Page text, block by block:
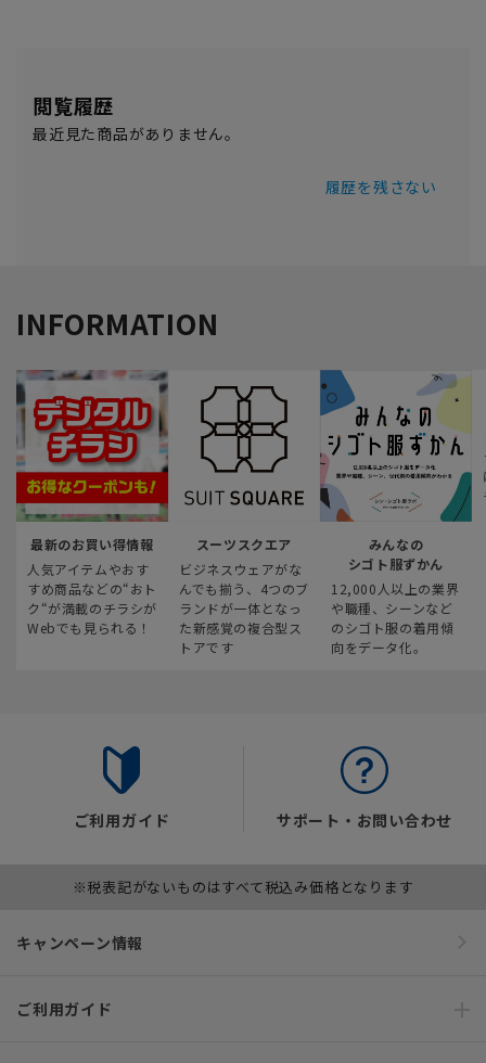
閲覧履歴
最近見た商品がありません。
履歴を残さない
INFORMATION
最新のお買い得情報
人気アイテムやおす
すめ商品などの“おト
ク“が満載のチラシが
Webでも見られる！
スーツスクエア
ビジネスウェアがな
んでも揃う、4つのブ
ランドが一体となっ
た新感覚の複合型ス
トアです
みんなの
シゴト服ずかん
12,000人以上の業界
や職種、シーンなど
のシゴト服の着用傾
向をデータ化。
ご利用ガイド サポート・お問い合わせ
※税表記がないものはすべて税込み価格となります
キャンペーン情報
ご利用ガイド